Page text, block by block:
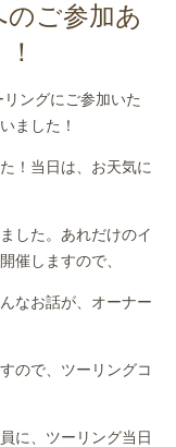
ご参加あ
ングにご参加いた
ました！
！当日は、お天気に
した。あれだけのイ
催しますので、
なお話が、オーナー
ので、ツーリングコ
に、ツーリング当日